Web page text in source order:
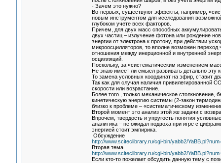
- Зачем это нужно?
Во-первых, существуют эффекты, например,
новым инструментом для исследования
глубоком учете всех факторов.
Причем, для двух масс способных
двух частиц – излучение фотона или рождение
энергии от электрона к протону, при действии
микроосцилляторов, то вполне возможен переход
отношения между инерционной и внутренней
осцилляций.
Поскольку, за «систематическим изменением
Не знаю имеет ли смысл развивать детально эту
То замена условных координат на эфир, ставит
Так как для случая наличия привилегированной
скорости или возрастание.
Более того., только механическое
кинетическую энергию системы (2-закон
близко к проблеме – «систематическому
Второй момент это анализ этой же задачи с
Впрочем, твердость и упругость понятия
аналитика – не ожидал подвоха при игре с
энергией стоит эмпирика.
Обсуждение
http://www.sciteclibrary.ru/cgi-bin/yabb2/
Вторая тема
http://www.sciteclibrary.ru/cgi-bin/yabb2/
Если кто-то пожелает обсудить данную тему с